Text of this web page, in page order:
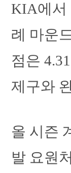
KIA에서
례 마운
점은
제구와
올 시즌
발 요원